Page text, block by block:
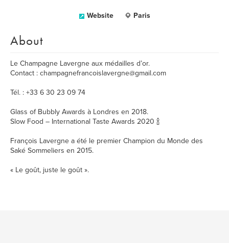
Website Paris
About
Le Champagne Lavergne aux médailles d’or.
Contact : champagnefrancoislavergne@gmail.com
Tél. : +33 6 30 23 09 74
Glass of Bubbly Awards à Londres en 2018.
Slow Food – International Taste Awards 2020 🍾
François Lavergne a été le premier Champion du Monde des
Saké Sommeliers en 2015.
« Le goût, juste le goût ».